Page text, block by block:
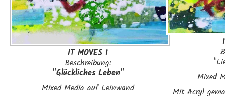
IT MOVES I
Beschreibung:
"Glückliches Leben"
Mixed Media auf Leinwand
Mixed
Mit Acryl